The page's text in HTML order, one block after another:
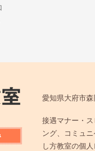
愛知県大府市
接遇マナー・
ング、コミュ
し方教室の個